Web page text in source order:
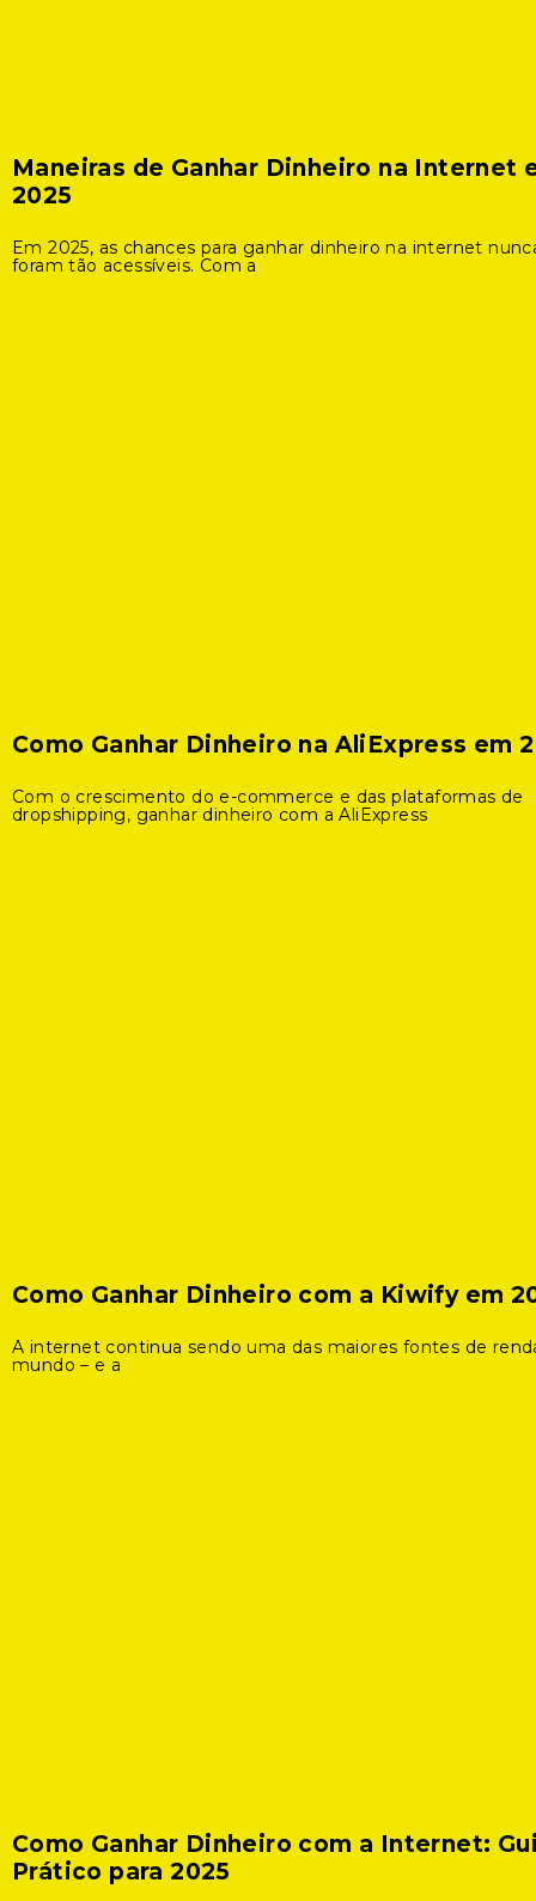
Maneiras de Ganhar Dinheiro na Internet
2025
Em 2025, as chances para ganhar dinheiro na internet
foram tão acessíveis. Com a
Como Ganhar Dinheiro na AliExpress em
Com o crescimento do e-commerce e das plataformas de
dropshipping, ganhar dinheiro com a AliExpress
Como Ganhar Dinheiro com a Kiwify em
A internet continua sendo uma das maiores fontes de
mundo – e a
Como Ganhar Dinheiro com a Internet:
Prático para 2025